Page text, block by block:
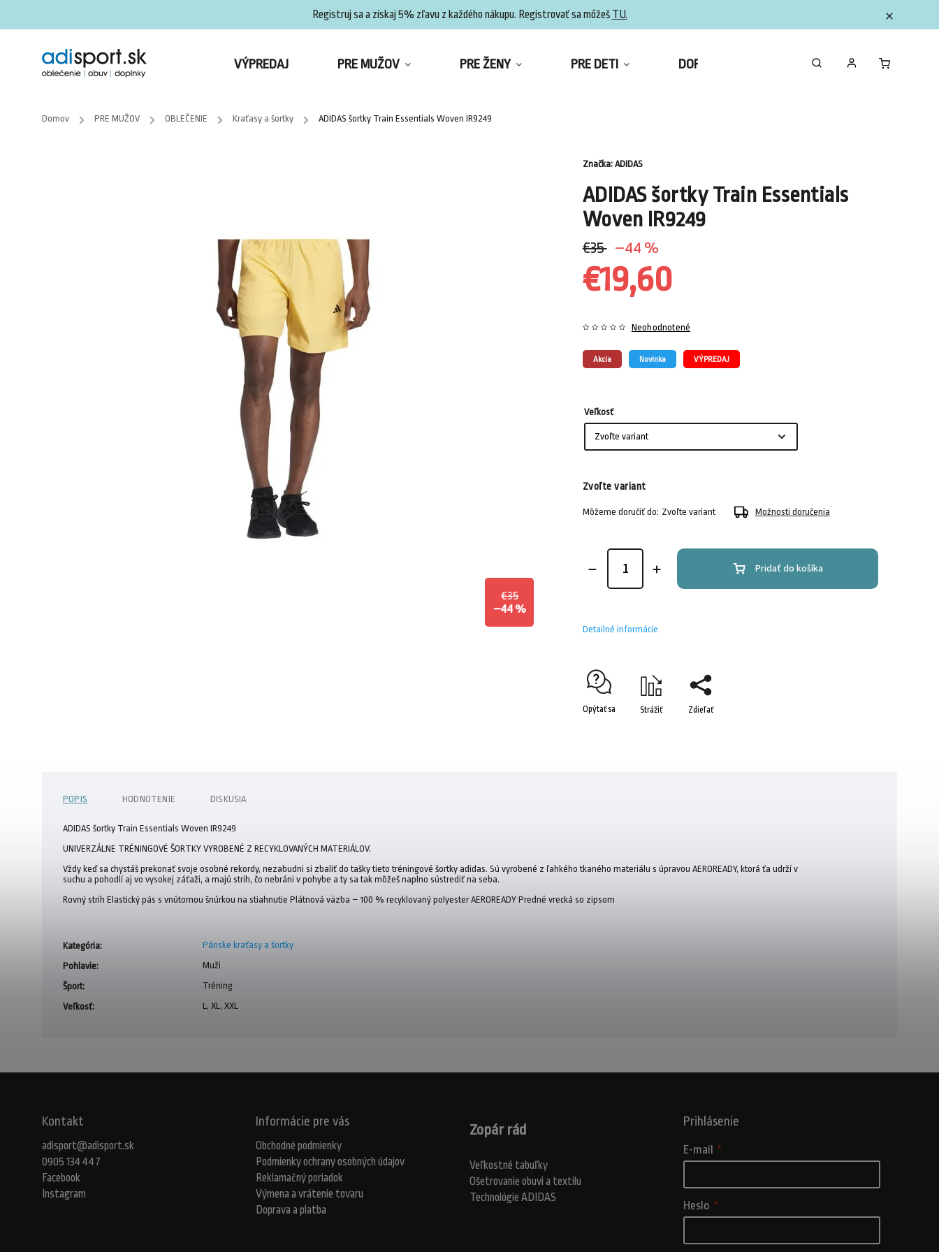
Registruj sa a získaj 5% zľavu z každého nákupu. Registrovať sa môžeš TU.
VÝPREDAJ PRE MUŽOV PRE ŽENY PRE DETI DOPLNKY ZBERATEĽSKÉ FIGURKY
Domov / PRE MUŽOV / OBLEČENIE / Kraťasy a šortky / ADIDAS šortky Train Essentials Woven IR9249
€35
–44 %
ADIDAS šortky Train Essentials
Woven IR9249
€35 –44 %
€19,60
Akcia Novinka VÝPREDAJ
Neohodnotené
Značka: ADIDAS
Veľkosť
Zvoľte variant
Môžeme doručiť do: Zvoľte variant Možnosti doručenia
Pridať do košíka
Detailné informácie
Opýtať sa Strážiť Zdieľať
POPIS HODNOTENIE DISKUSIA
ADIDAS šortky Train Essentials Woven IR9249
UNIVERZÁLNE TRÉNINGOVÉ ŠORTKY VYROBENÉ Z RECYKLOVANÝCH MATERIÁLOV.
Vždy keď sa chystáš prekonať svoje osobné rekordy, nezabudni si zbaliť do tašky tieto tréningové šortky adidas. Sú vyrobené z ľahkého tkaného materiálu s úpravou AEROREADY, ktorá ťa udrží v
suchu a pohodlí aj vo vysokej záťaži, a majú strih, čo nebráni v pohybe a ty sa tak môžeš naplno sústrediť na seba.
Rovný strih Elastický pás s vnútornou šnúrkou na stiahnutie Plátnová väzba – 100 % recyklovaný polyester AEROREADY Predné vrecká so zipsom
Kategória:
Pánske kraťasy a šortky
Pohlavie:
Muži
Šport:
Tréning
Veľkosť: L, XL, XXL
Kontakt
adisport@adisport.sk
0905 134 447
Facebook
Instagram
Informácie pre vás
Obchodné podmienky
Podmienky ochrany osobných údajov
Reklamačný poriadok
Výmena a vrátenie tovaru
Doprava a platba
Zopár rád
Veľkostné tabuľky
Ošetrovanie obuvi a textilu
Technológie ADIDAS
Prihlásenie
E-mail
Heslo